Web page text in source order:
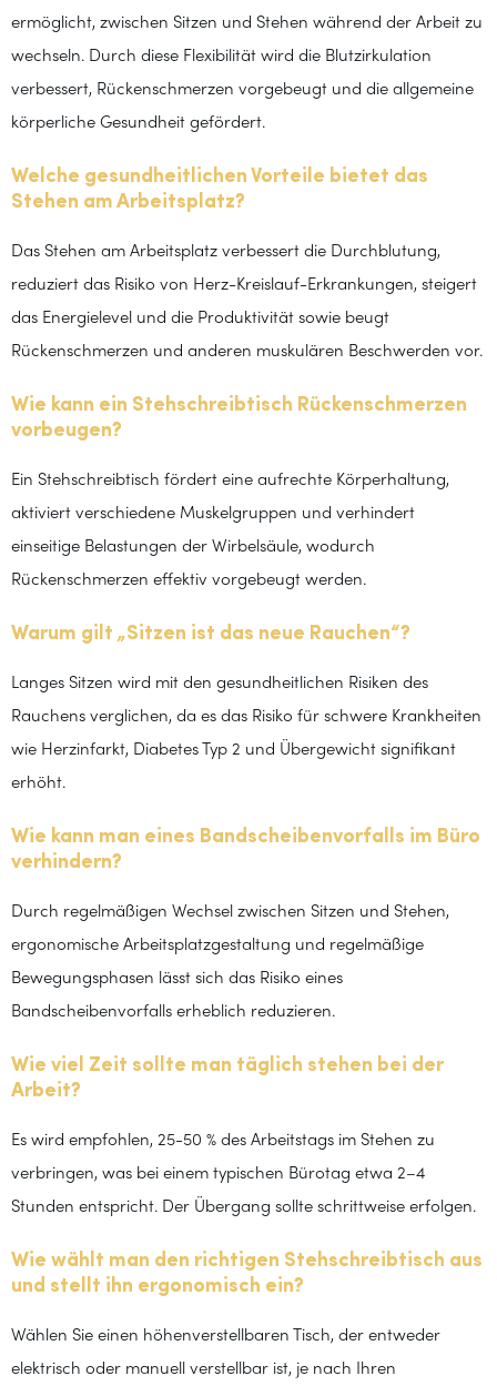
ermöglicht, zwischen Sitzen und Stehen während der Arbeit zu
wechseln. Durch diese Flexibilität wird die Blutzirkulation
verbessert, Rückenschmerzen vorgebeugt und die allgemeine
körperliche Gesundheit gefördert.
Welche gesundheitlichen Vorteile bietet das
Stehen am Arbeitsplatz?
Das Stehen am Arbeitsplatz verbessert die Durchblutung,
reduziert das Risiko von Herz-Kreislauf-Erkrankungen, steigert
das Energielevel und die Produktivität sowie beugt
Rückenschmerzen und anderen muskulären Beschwerden vor.
Wie kann ein Stehschreibtisch Rückenschmerzen
vorbeugen?
Ein Stehschreibtisch fördert eine aufrechte Körperhaltung,
aktiviert verschiedene Muskelgruppen und verhindert
einseitige Belastungen der Wirbelsäule, wodurch
Rückenschmerzen effektiv vorgebeugt werden.
Warum gilt „Sitzen ist das neue Rauchen“?
Langes Sitzen wird mit den gesundheitlichen Risiken des
Rauchens verglichen, da es das Risiko für schwere Krankheiten
wie Herzinfarkt, Diabetes Typ 2 und Übergewicht signifikant
erhöht.
Wie kann man eines Bandscheibenvorfalls im Büro
verhindern?
Durch regelmäßigen Wechsel zwischen Sitzen und Stehen,
ergonomische Arbeitsplatzgestaltung und regelmäßige
Bewegungsphasen lässt sich das Risiko eines
Bandscheibenvorfalls erheblich reduzieren.
Wie viel Zeit sollte man täglich stehen bei der
Arbeit?
Es wird empfohlen, 25-50 % des Arbeitstags im Stehen zu
verbringen, was bei einem typischen Bürotag etwa 2–4
Stunden entspricht. Der Übergang sollte schrittweise erfolgen.
Wie wählt man den richtigen Stehschreibtisch aus
und stellt ihn ergonomisch ein?
Wählen Sie einen höhenverstellbaren Tisch, der entweder
elektrisch oder manuell verstellbar ist, je nach Ihren